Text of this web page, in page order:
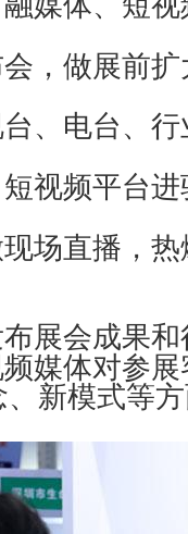
，做展前
、电台、
视频平台
场直播，
展会成果
媒体对参
新模式等